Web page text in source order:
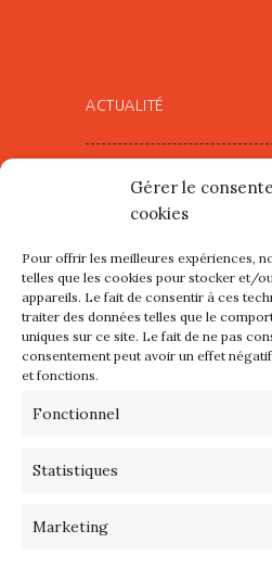
Gérer le
cookies
Pour offrir les meilleures expériences,
telles que les cookies pour stocker et/
appareils. Le fait de consentir à ces
traiter des données telles que le
uniques sur ce site. Le fait de ne pas
consentement peut avoir un effet
et fonctions.
Fonctionnel
Statistiques
Marketing
ACTUALITÉ
mercredi 12 et
2026
Les petits formats
d’Orange :
10h à 20h
2026 – Maison du